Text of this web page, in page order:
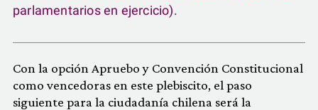
parlamentarios en ejercicio).
Con la opción Apruebo y Convención Constitucional
como vencedoras en este plebiscito, el paso
siguiente para la ciudadanía chilena será la